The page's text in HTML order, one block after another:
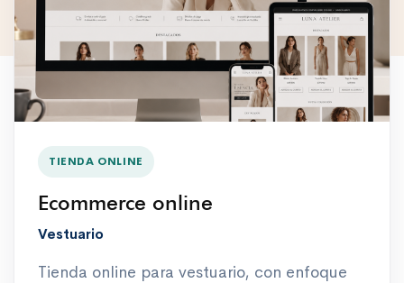
TIENDA ONLINE
Ecommerce online
Vestuario
Tienda online para vestuario, con enfoque